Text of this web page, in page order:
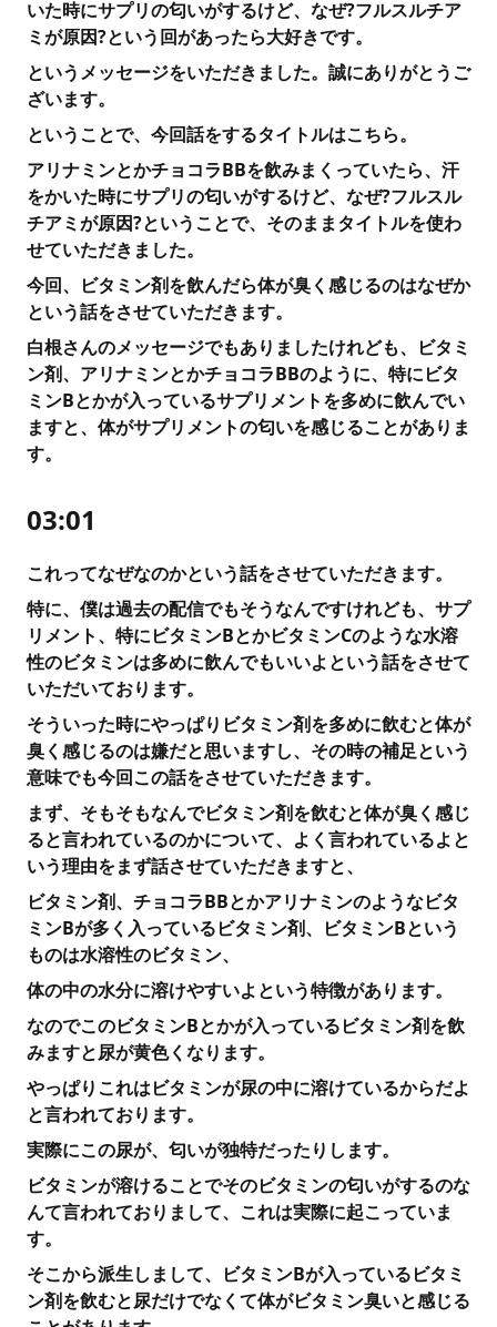
いた時にサプリの匂いがするけど、なぜ?フルスルチア
ミが原因?という回があったら大好きです。
というメッセージをいただきました。誠にありがとうご
ざいます。
ということで、今回話をするタイトルはこちら。
アリナミンとかチョコラBBを飲みまくっていたら、汗
をかいた時にサプリの匂いがするけど、なぜ?フルスル
チアミが原因?ということで、そのままタイトルを使わ
せていただきました。
今回、ビタミン剤を飲んだら体が臭く感じるのはなぜか
という話をさせていただきます。
白根さんのメッセージでもありましたけれども、ビタミ
ン剤、アリナミンとかチョコラBBのように、特にビタ
ミンBとかが入っているサプリメントを多めに飲んでい
ますと、体がサプリメントの匂いを感じることがありま
す。
03:01
これってなぜなのかという話をさせていただきます。
特に、僕は過去の配信でもそうなんですけれども、サプ
リメント、特にビタミンBとかビタミンCのような水溶
性のビタミンは多めに飲んでもいいよという話をさせて
いただいております。
そういった時にやっぱりビタミン剤を多めに飲むと体が
臭く感じるのは嫌だと思いますし、その時の補足という
意味でも今回この話をさせていただきます。
まず、そもそもなんでビタミン剤を飲むと体が臭く感じ
ると言われているのかについて、よく言われているよと
いう理由をまず話させていただきますと、
ビタミン剤、チョコラBBとかアリナミンのようなビタ
ミンBが多く入っているビタミン剤、ビタミンBという
ものは水溶性のビタミン、
体の中の水分に溶けやすいよという特徴があります。
なのでこのビタミンBとかが入っているビタミン剤を飲
みますと尿が黄色くなります。
やっぱりこれはビタミンが尿の中に溶けているからだよ
と言われております。
実際にこの尿が、匂いが独特だったりします。
ビタミンが溶けることでそのビタミンの匂いがするのな
んて言われておりまして、これは実際に起こっていま
す。
そこから派生しまして、ビタミンBが入っているビタミ
ン剤を飲むと尿だけでなくて体がビタミン臭いと感じる